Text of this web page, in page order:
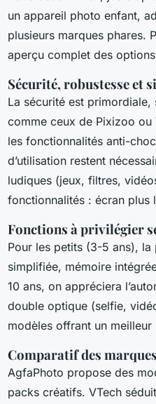
un appareil photo enfant,
plusieurs marques phares.
aperçu complet des
Sécurité, robustesse et
La sécurité est
comme ceux de Pixizoo ou
les fonctionnalités anti-
d’utilisation restent
ludiques (jeux, filtres,
fonctionnalités : écran plus
Fonctions à privilégier
Pour les petits (3-5 ans),
simplifiée, mémoire
10 ans, on appréciera
double optique (selfie,
modèles offrant un
Comparatif des
AgfaPhoto propose des
packs créatifs. VTech